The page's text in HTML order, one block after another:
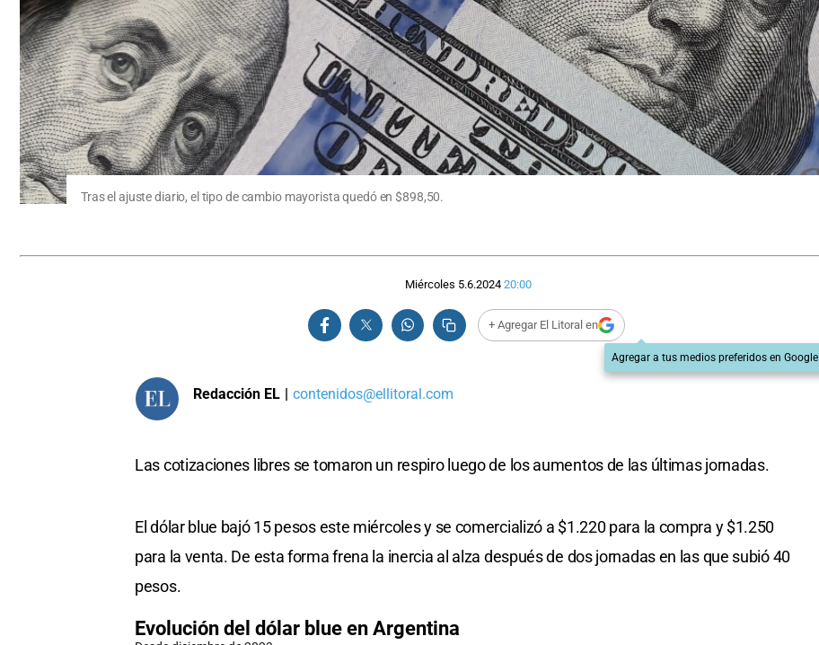
Tras el ajuste diario, el tipo de cambio mayorista quedó en $898,50.
Miércoles 5.6.2024 20:00
+ Agregar El Litoral en
Agregar a tus medios preferidos en Google
Redacción EL | contenidos@ellitoral.com
Las cotizaciones libres se tomaron un respiro luego de los aumentos de las últimas jornadas.
El dólar blue bajó 15 pesos este miércoles y se comercializó a $1.220 para la compra y $1.250
para la venta. De esta forma frena la inercia al alza después de dos jornadas en las que subió 40
pesos.